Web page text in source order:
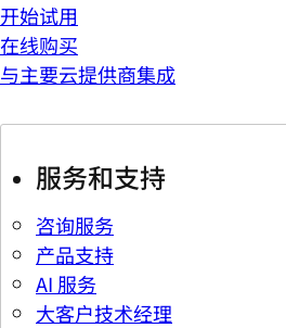
开始试用
在线购买
与主要云提供商集成
服务和支持
咨询服务
产品支持
AI 服务
大客户技术经理